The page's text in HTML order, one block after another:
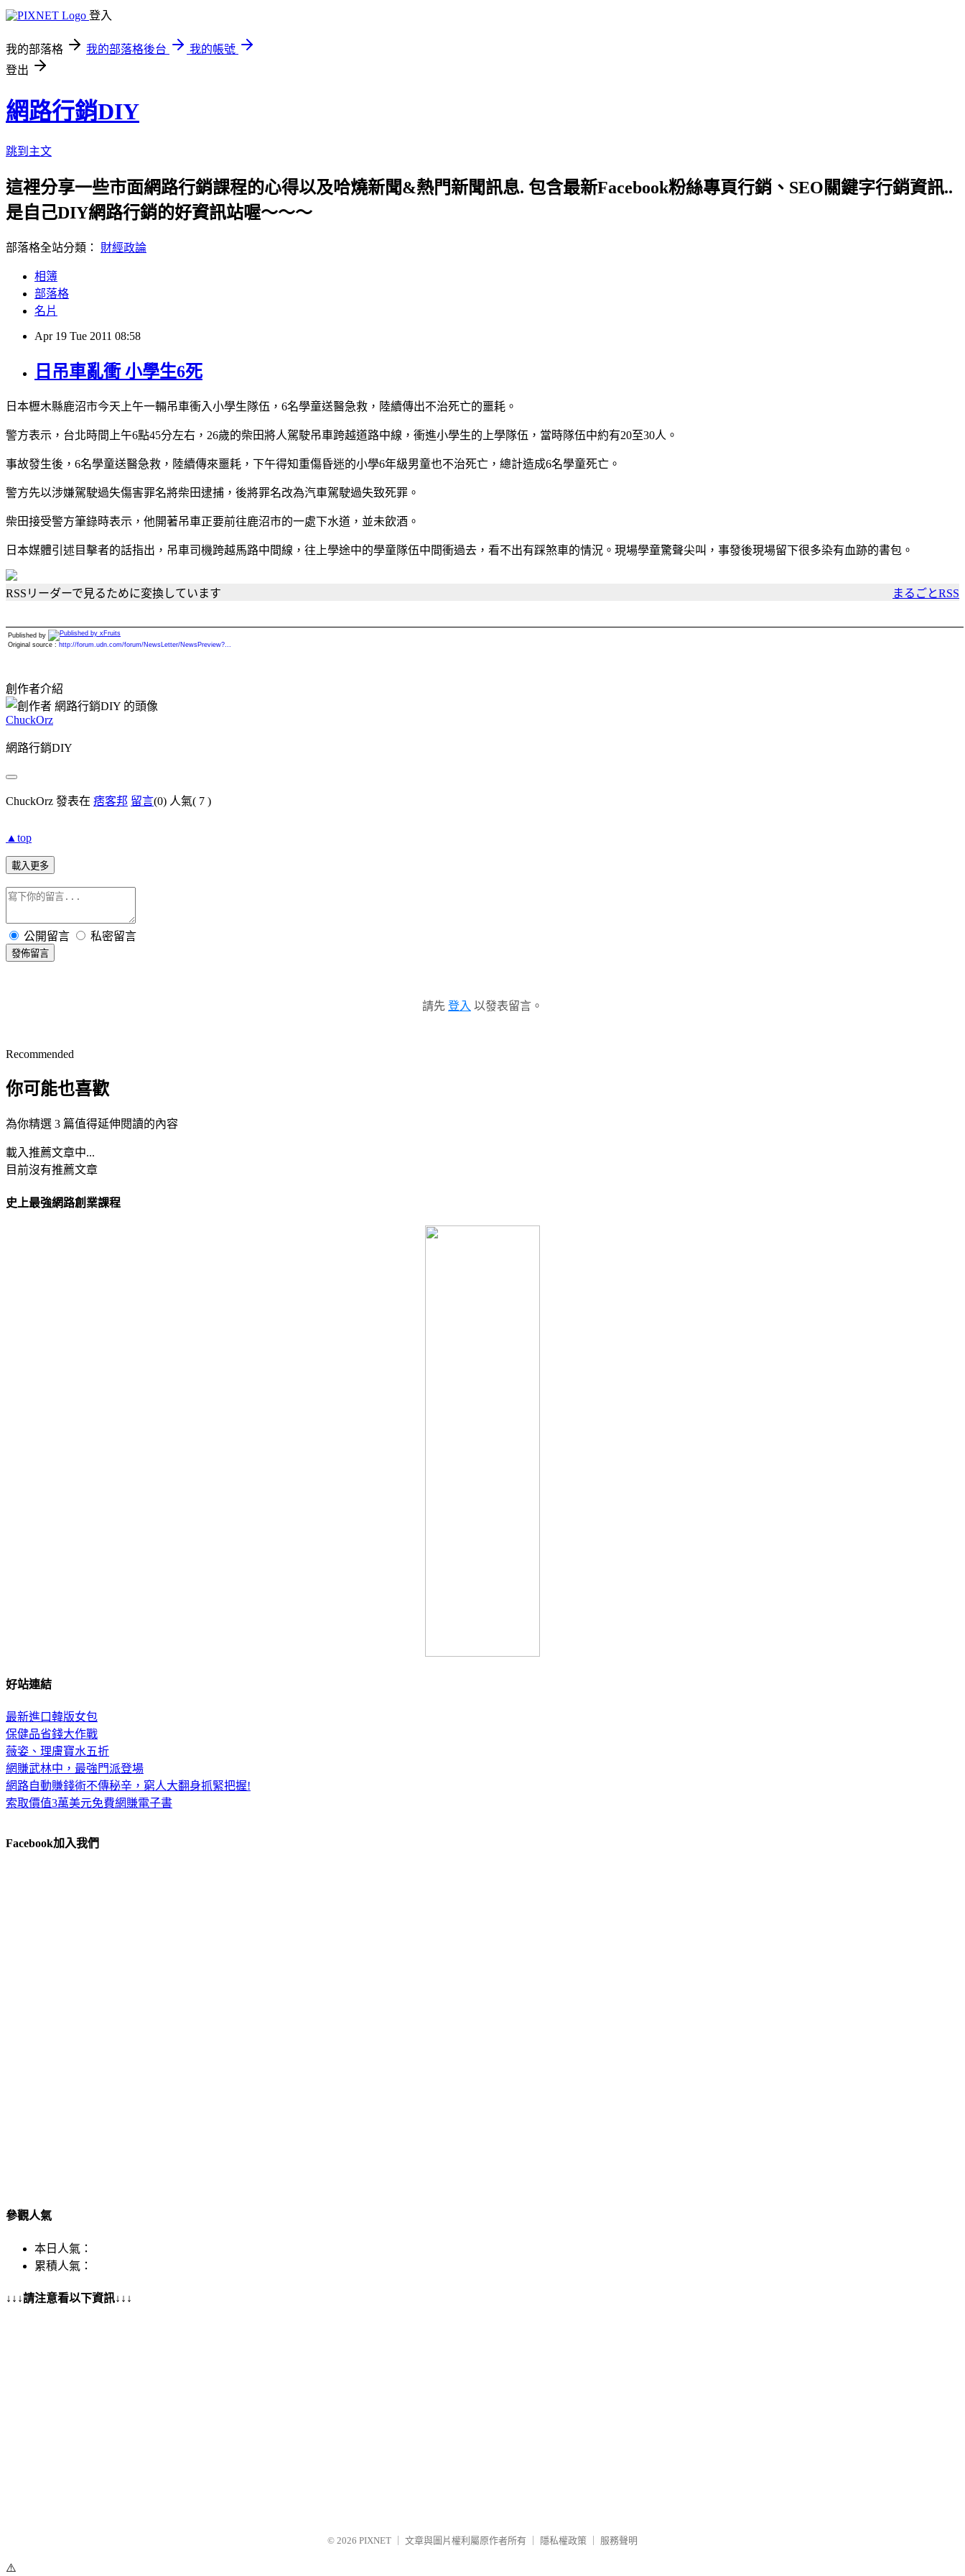
登入
我的部落格 我的部落格後台
我的帳號
登出
網路行銷DIY
跳到主文
這裡分享一些市面網路行銷課程的心得以及哈燒新聞&熱門新聞訊息. 包含最新Facebook粉絲專頁行銷、SEO關鍵字行銷資訊..
是自己DIY網路行銷的好資訊站喔～～～
部落格全站分類： 財經政論
相簿
部落格
名片
Apr 19 Tue 2011 08:58
日吊車亂衝 小學生6死
日本櫪木縣鹿沼市今天上午一輛吊車衝入小學生隊伍，6名學童送醫急救，陸續傳出不治死亡的噩耗。
警方表示，台北時間上午6點45分左右，26歲的柴田將人駕駛吊車跨越道路中線，衝進小學生的上學隊伍，當時隊伍中約有20至30人。
事故發生後，6名學童送醫急救，陸續傳來噩耗，下午得知重傷昏迷的小學6年級男童也不治死亡，總計造成6名學童死亡。
警方先以涉嫌駕駛過失傷害罪名將柴田逮捕，後將罪名改為汽車駕駛過失致死罪。
柴田接受警方筆錄時表示，他開著吊車正要前往鹿沼市的一處下水道，並未飲酒。
日本媒體引述目擊者的話指出，吊車司機跨越馬路中間線，往上學途中的學童隊伍中間衝過去，看不出有踩煞車的情況。現場學童驚聲尖叫，事發後現場留下很多染有血跡的書包。
RSSリーダーで見るために変換しています まるごとRSS
Published by
Original source : http://forum.udn.com/forum/NewsLetter/NewsPreview?...
創作者介紹
ChuckOrz
網路行銷DIY
ChuckOrz 發表在 痞客邦 留言(0) 人氣( 7 )
▲top
載入更多
公開留言 私密留言
發佈留言
請先 登入 以發表留言。
Recommended
你可能也喜歡
為你精選 3 篇值得延伸閱讀的內容
載入推薦文章中...
目前沒有推薦文章
史上最強網路創業課程
好站連結
最新進口韓版女包
保健品省錢大作戰
薇姿、理膚寶水五折
網賺武林中，最強門派登場
網路自動賺錢術不傳秘辛，窮人大翻身抓緊把握!
索取價值3萬美元免費網賺電子書
Facebook加入我們
參觀人氣
本日人氣：
累積人氣：
↓↓↓請注意看以下資訊↓↓↓
© 2026 PIXNET 文章與圖片權利屬原作者所有 隱私權政策 服務聲明
⚠️